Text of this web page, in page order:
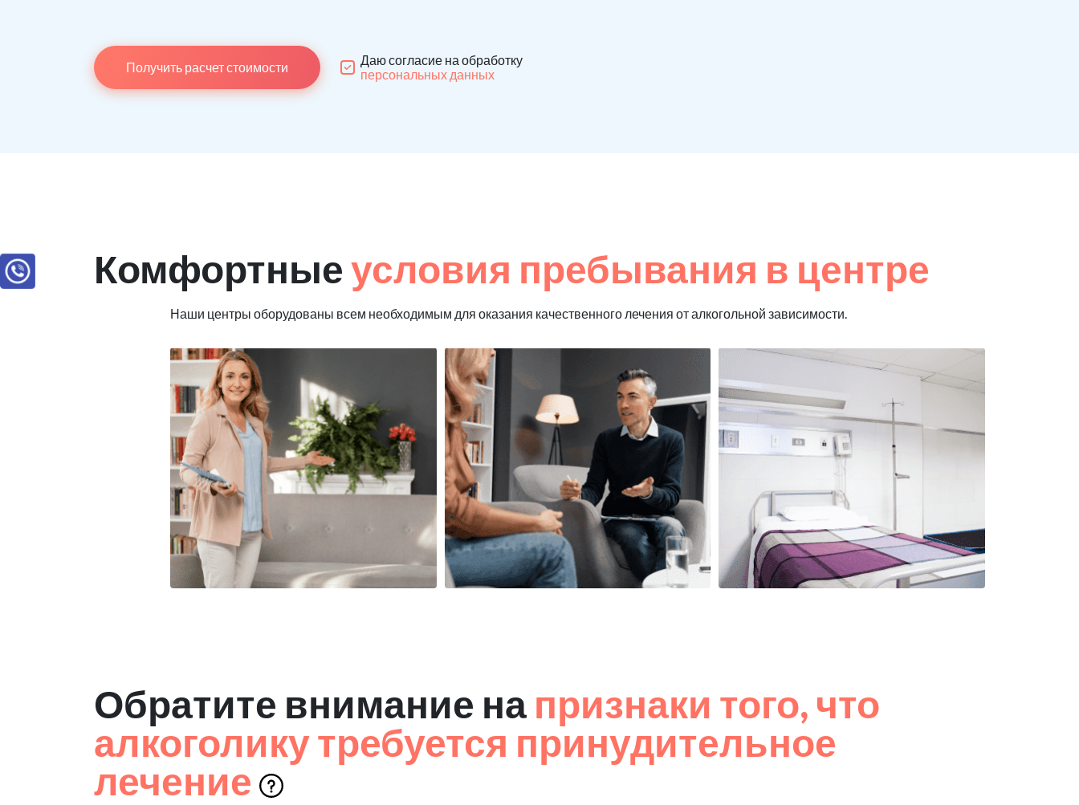
Получить расчет стоимости
Даю согласие на обработку
персональных данных
Комфортныеусловия пребывания в центре
Наши центры оборудованы всем необходимым для оказания качественного лечения от алкогольной зависимости.
Обратите внимание на признаки того, что
алкоголику требуется принудительное
лечение